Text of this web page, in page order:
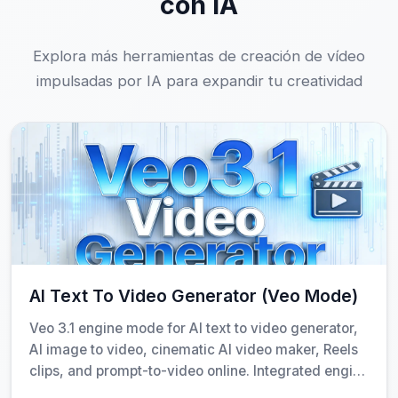
Un docente que busca explicar conceptos
abstractos con ejemplos visuales rápidos.
El Generador Video Grok no reemplaza completamente la
producción tradicional, pero sí acelera enormemente la fase
de ideación y prueba. Puedes iterar varias veces en
minutos, ajustar tono, estilo o duración, y obtener resultados
consistentes sin perder tiempo en edición manual.
Cómo funciona: desde la entrada
hasta el resultado
El proceso es sorprendentemente sencillo:
Explora más herramientas de creación de vídeo
impulsadas por IA para expandir tu creatividad
AI Text To Video Generator (Veo Mode)
Veo 3.1 engine mode for AI text to video generator,
AI image to video, cinematic AI video maker, Reels
clips, and prompt-to-video online. Integrated engine